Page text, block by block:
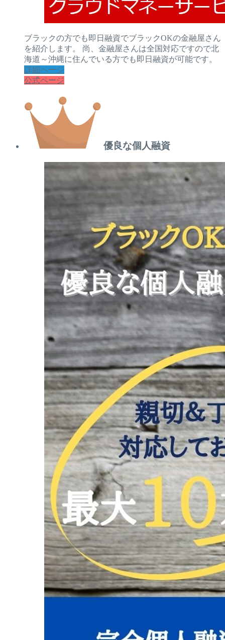
ブラックの方でも即日融資でブラックOKの金融屋さん
を紹介します。 尚、金融屋さんは全国対応ですので北
海道～沖縄に住んでいる方でも即日融資が可能です。
詳細ページ
公式ページ
優良な個人融資